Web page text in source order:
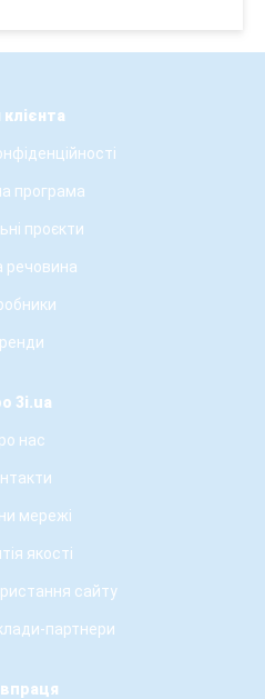
програма
проєкти
речовина
3i.ua
нас
мережі
якості
сайту
партнери